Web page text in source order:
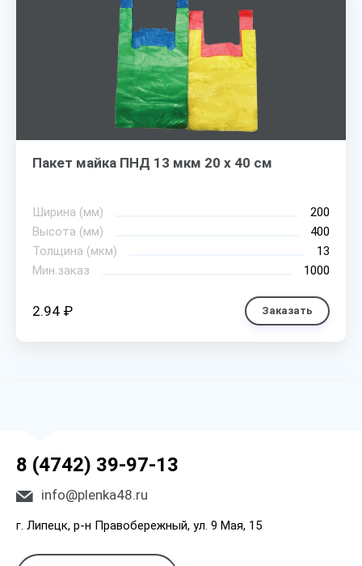
Пакет майка ПНД 13 мкм 20 х 40 см
Ширина (мм)
200
Высота (мм)
400
Толщина (мкм)
13
Мин.заказ
1000
2.94 ₽ Заказать
8 (4742) 39-97-13
info@plenka48.ru
г. Липецк, р-н Правобережный, ул. 9 Мая, 15